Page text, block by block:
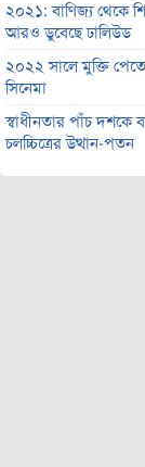
২০২১: বাণিজ্য থেকে
আরও ডুবেছে ঢালিউড
২০২২ সালে মুক্তি
সিনেমা
স্বাধীনতার পাঁচ দশকে
চলচ্চিত্রের উত্থান-পতন